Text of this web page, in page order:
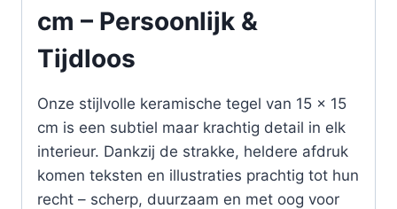
cm – Persoonlijk &
Tijdloos
Onze stijlvolle keramische tegel van 15 x 15
cm is een subtiel maar krachtig detail in elk
interieur. Dankzij de strakke, heldere afdruk
komen teksten en illustraties prachtig tot hun
recht – scherp, duurzaam en met oog voor